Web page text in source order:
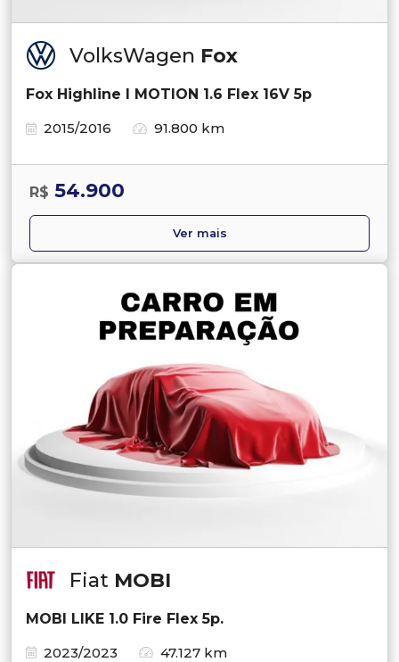
VolksWagen Fox
Fox Highline I MOTION 1.6 Flex 16V 5p
2015/2016
91.800 km
R$ 54.900
Ver mais
Fiat MOBI
MOBI LIKE 1.0 Fire Flex 5p.
2023/2023
47.127 km